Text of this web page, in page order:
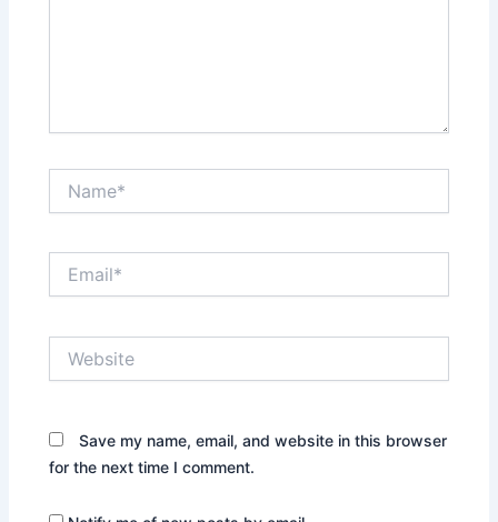
Save my name, email, and website in this browser
for the next time I comment.